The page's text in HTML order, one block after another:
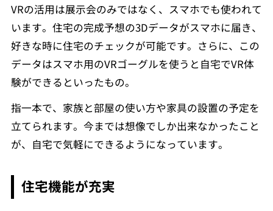
VRの活用は展示会のみではなく、スマホでも使われて
います。住宅の完成予想の3Dデータがスマホに届き、
好きな時に住宅のチェックが可能です。さらに、この
データはスマホ用のVRゴーグルを使うと自宅でVR体
験ができるといったもの。
指一本で、家族と部屋の使い方や家具の設置の予定を
立てられます。今までは想像でしか出来なかったこと
が、自宅で気軽にできるようになっています。
住宅機能が充実